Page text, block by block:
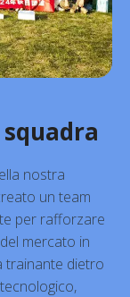
nostra
un team
per rafforzare
mercato in
trainante dietro